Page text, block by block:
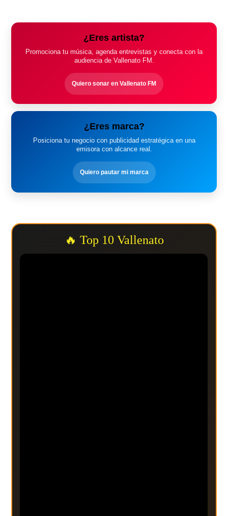
¿Eres artista?
Promociona tu música, agenda entrevistas y conecta con la
audiencia de Vallenato FM.
Quiero sonar en Vallenato FM
¿Eres marca?
Posiciona tu negocio con publicidad estratégica en una
emisora con alcance real.
Quiero pautar mi marca
🔥 Top 10 Vallenato